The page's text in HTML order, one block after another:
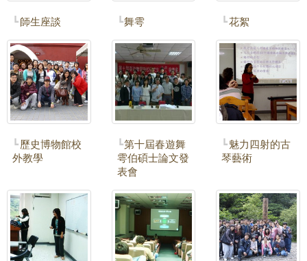
師生座談 舞雩 花絮
歷史博物館校
外教學
第十屆春遊舞
雩伯碩士論文發
表會
魅力四射的古
琴藝術